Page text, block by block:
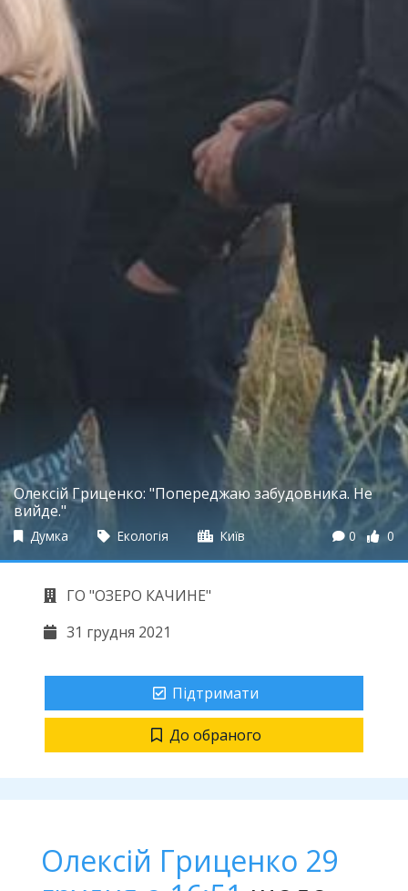
Олексій Гриценко: "Попереджаю забудовника. Не
вийде."
Думка Екологія Київ 0 0
ГО "ОЗЕРО КАЧИНЕ"
31 грудня 2021
Підтримати
До обраного
Олексій Гриценко 29